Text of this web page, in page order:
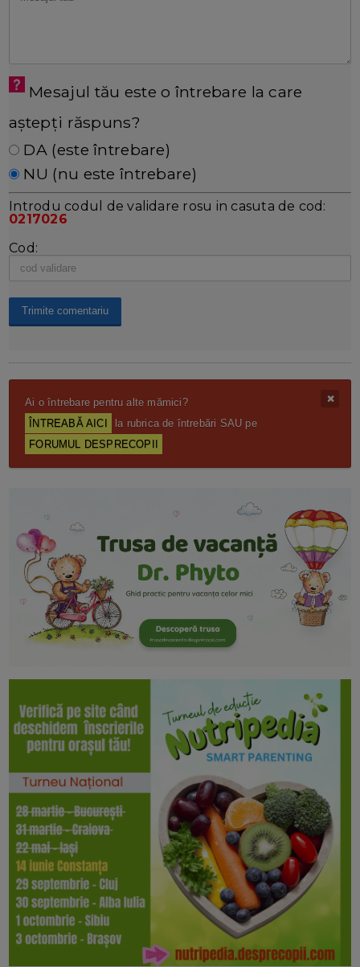
Mesajul tău este o întrebare la care
aștepți răspuns?
DA (este întrebare)
NU (nu este întrebare)
Introdu codul de validare rosu in casuta de cod:
0217026
Cod:
Ai o întrebare pentru alte mămici?
ÎNTREABĂ AICI
la rubrica de întrebări SAU pe
FORUMUL DESPRECOPII